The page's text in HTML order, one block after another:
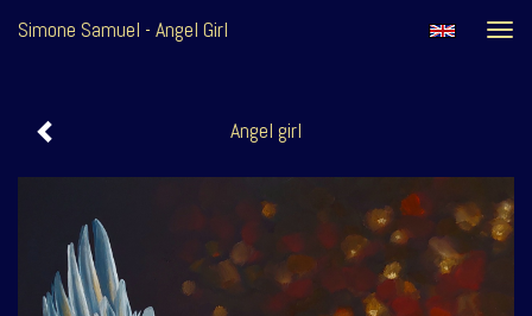
Simone Samuel - Angel Girl
Angel girl